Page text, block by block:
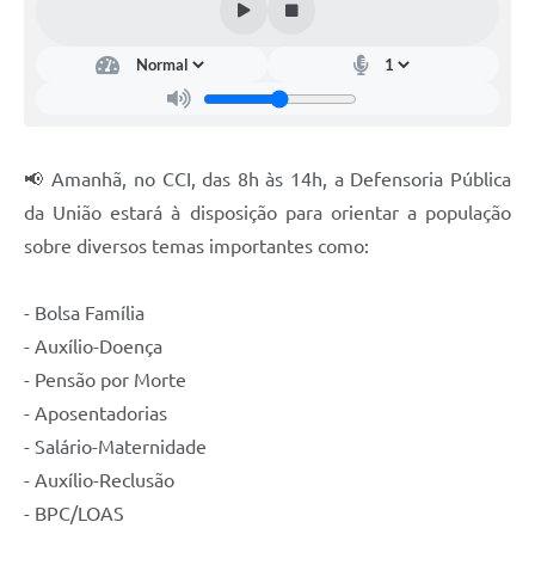
SIC
📢 Amanhã, no CCI, das 8h às 14h, a Defensoria Pública
da União estará à disposição para orientar a população
sobre diversos temas importantes como:
- Bolsa Família
- Auxílio-Doença
- Pensão por Morte
- Aposentadorias
- Salário-Maternidade
- Auxílio-Reclusão
- BPC/LOAS